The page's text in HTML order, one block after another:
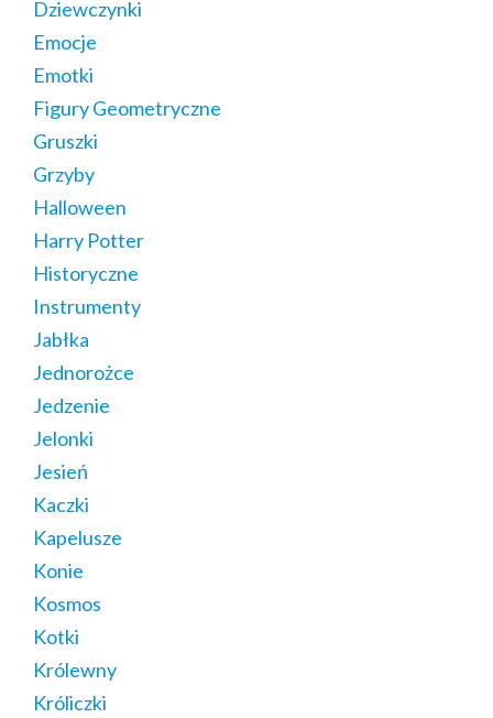
Dziewczynki
Emocje
Emotki
Figury Geometryczne
Gruszki
Grzyby
Halloween
Harry Potter
Historyczne
Instrumenty
Jabłka
Jednorożce
Jedzenie
Jelonki
Jesień
Kaczki
Kapelusze
Konie
Kosmos
Kotki
Królewny
Króliczki